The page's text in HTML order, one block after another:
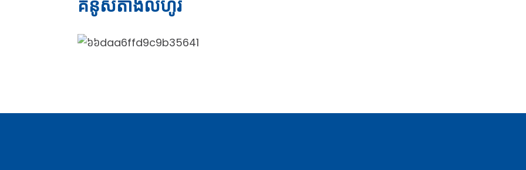
គំនូសតាងលំហូរ